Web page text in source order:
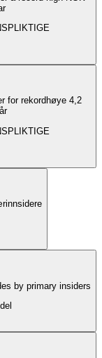
for rekordhøye 4,2
by primary insiders